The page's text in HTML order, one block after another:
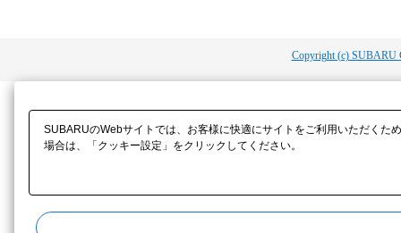
Copyright (c) SUBARU
SUBARUのWebサイトでは、お客様に快適にサイトをご利用いただく
場合は、「クッキー設定」をクリックしてください。​